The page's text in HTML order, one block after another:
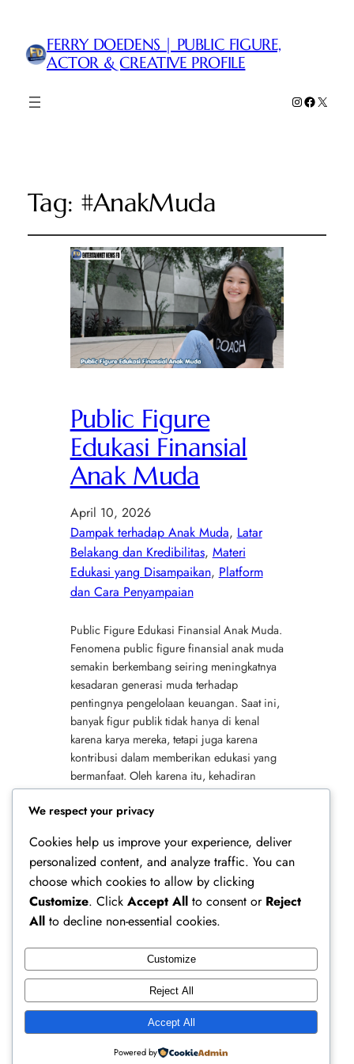
FERRY DOEDENS | PUBLIC FIGURE,
ACTOR & CREATIVE PROFILE
Instagram
Facebook
X
Tag: #AnakMuda
Public Figure
Edukasi Finansial
Anak Muda
April 10, 2026
Dampak terhadap Anak Muda, Latar
Belakang dan Kredibilitas, Materi
Edukasi yang Disampaikan, Platform
dan Cara Penyampaian
Public Figure Edukasi Finansial Anak Muda.
Fenomena public figure finansial anak muda
semakin berkembang seiring meningkatnya
kesadaran generasi muda terhadap
pentingnya pengelolaan keuangan. Saat ini,
banyak figur publik tidak hanya di kenal
karena karya mereka, tetapi juga karena
kontribusi dalam memberikan edukasi yang
bermanfaat. Oleh karena itu, kehadiran
mereka menjadi jembatan antara informasi
finansial dan…
Ferry Doedens | Public Figure, Actor & Creative
Profile
Instagram
Facebook
X
We respect your privacy
Cookies help us improve your experience, deliver
personalized content, and analyze traffic. You can
choose which cookies to allow by clicking
Customize. Click Accept All to consent or Reject
All to decline non-essential cookies.
Customize
Reject All
Accept All
Powered by